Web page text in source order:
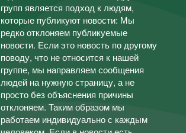
групп является подход к людям,
которые публикуют новости: Мы
редко отклоняем публикуемые
новости. Если это новость по другому
поводу, что не относится к нашей
группе, мы направляем сообщения
людей на нужную страницу, а не
просто без объяснения причины
отклоняем. Таким образом мы
работаем индивидуально с каждым